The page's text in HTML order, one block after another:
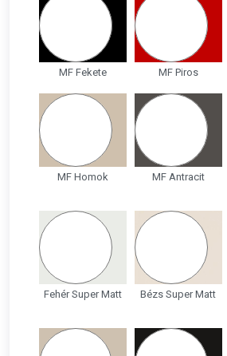
MF Fekete MF Piros
MF Homok MF Antracit
Fehér Super Matt Bézs Super Matt